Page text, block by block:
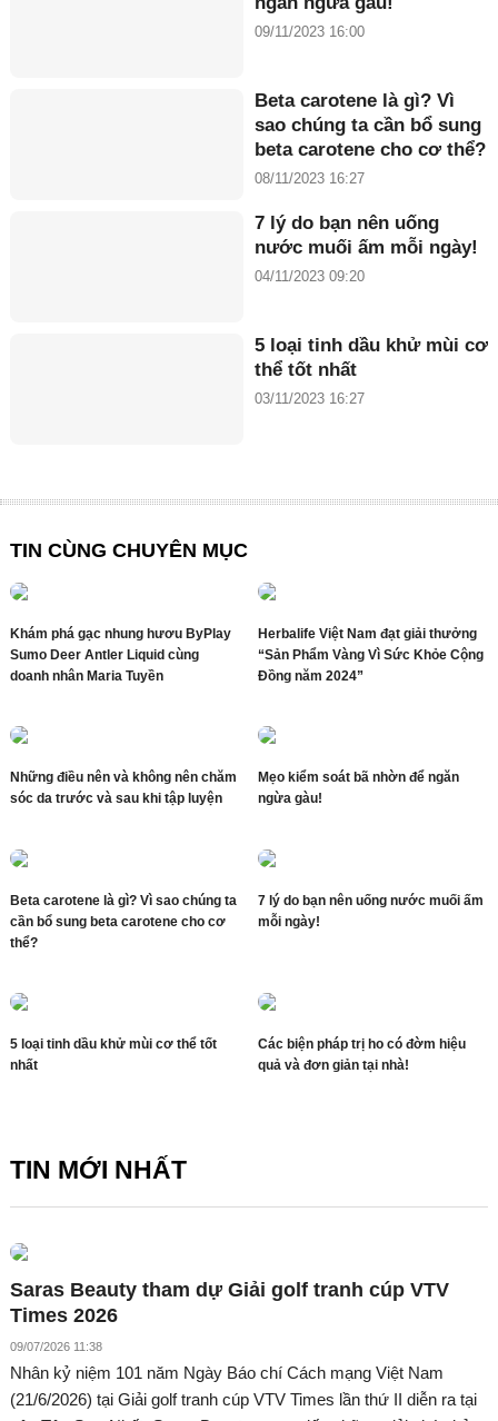
09/11/2023 16:00
Beta carotene là gì? Vì
sao chúng ta cần bổ sung
beta carotene cho cơ thể?
08/11/2023 16:27
7 lý do bạn nên uống
nước muối ấm mỗi ngày!
04/11/2023 09:20
5 loại tinh dầu khử mùi cơ
thể tốt nhất
03/11/2023 16:27
TIN CÙNG CHUYÊN MỤC
Khám phá gạc nhung hươu ByPlay
Sumo Deer Antler Liquid cùng
doanh nhân Maria Tuyền
Herbalife Việt Nam đạt giải thưởng
“Sản Phẩm Vàng Vì Sức Khỏe Cộng
Đồng năm 2024”
Những điều nên và không nên chăm
sóc da trước và sau khi tập luyện
Mẹo kiểm soát bã nhờn để ngăn
ngừa gàu!
Beta carotene là gì? Vì sao chúng ta
cần bổ sung beta carotene cho cơ
thể?
7 lý do bạn nên uống nước muối ấm
mỗi ngày!
5 loại tinh dầu khử mùi cơ thể tốt
nhất
Các biện pháp trị ho có đờm hiệu
quả và đơn giản tại nhà!
TIN MỚI NHẤT
Saras Beauty tham dự Giải golf tranh cúp VTV
Times 2026
09/07/2026 11:38
Nhân kỷ niệm 101 năm Ngày Báo chí Cách mạng Việt Nam
(21/6/2026) tại Giải golf tranh cúp VTV Times lần thứ II diễn ra tại